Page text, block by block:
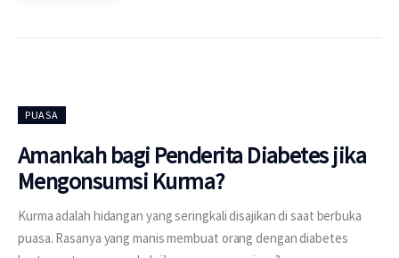
PUASA
Amankah bagi Penderita Diabetes jika
Mengonsumsi Kurma?
Kurma adalah hidangan yang seringkali disajikan di saat berbuka
puasa. Rasanya yang manis membuat orang dengan diabetes